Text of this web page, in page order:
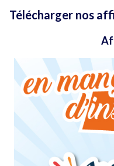
Télécharger nos